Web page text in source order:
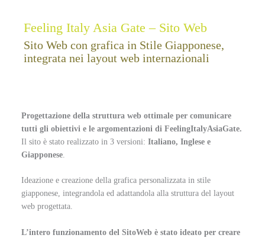
Feeling Italy Asia Gate – Sito Web
Sito Web con grafica in Stile Giapponese,
integrata nei layout web internazionali
Progettazione della struttura web ottimale per comunicare
tutti gli obiettivi e le argomentazioni di FeelingItalyAsiaGate.
Il sito è stato realizzato in 3 versioni: Italiano, Inglese e
Giapponese
Ideazione e creazione della grafica personalizzata in stile
giapponese, integrandola ed adattandola alla struttura del layout
web progettata.
L’intero funzionamento del SitoWeb è stato ideato per creare